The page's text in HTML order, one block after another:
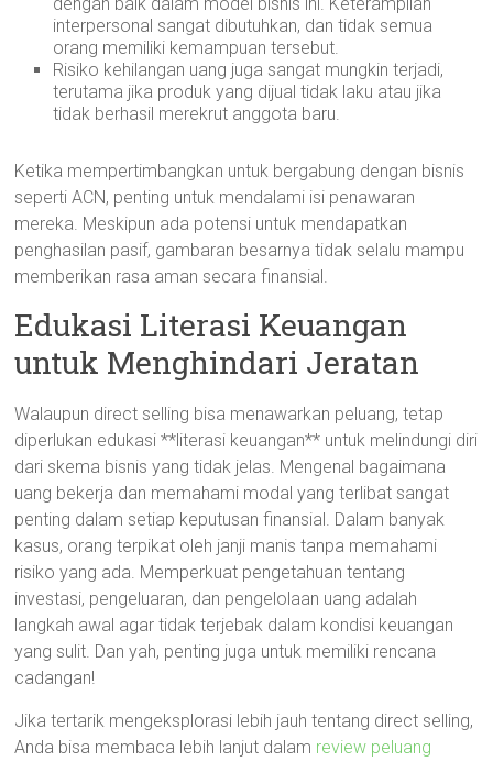
interpersonal sangat dibutuhkan, dan tidak semua
orang memiliki kemampuan tersebut.
Risiko kehilangan uang juga sangat mungkin terjadi,
terutama jika produk yang dijual tidak laku atau jika
tidak berhasil merekrut anggota baru.
Ketika mempertimbangkan untuk bergabung dengan bisnis
seperti ACN, penting untuk mendalami isi penawaran
mereka. Meskipun ada potensi untuk mendapatkan
penghasilan pasif, gambaran besarnya tidak selalu mampu
memberikan rasa aman secara finansial.
Edukasi Literasi Keuangan
untuk Menghindari Jeratan
Walaupun direct selling bisa menawarkan peluang, tetap
diperlukan edukasi **literasi keuangan** untuk melindungi diri
dari skema bisnis yang tidak jelas. Mengenal bagaimana
uang bekerja dan memahami modal yang terlibat sangat
penting dalam setiap keputusan finansial. Dalam banyak
kasus, orang terpikat oleh janji manis tanpa memahami
risiko yang ada. Memperkuat pengetahuan tentang
investasi, pengeluaran, dan pengelolaan uang adalah
langkah awal agar tidak terjebak dalam kondisi keuangan
yang sulit. Dan yah, penting juga untuk memiliki rencana
cadangan!
Jika tertarik mengeksplorasi lebih jauh tentang direct selling,
Anda bisa membaca lebih lanjut dalam review peluang